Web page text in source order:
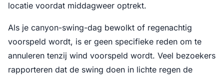
locatie voordat middagweer optrekt.
Als je canyon-swing-dag bewolkt of regenachtig
voorspeld wordt, is er geen specifieke reden om te
annuleren tenzij wind voorspeld wordt. Veel bezoekers
rapporteren dat de swing doen in lichte regen de